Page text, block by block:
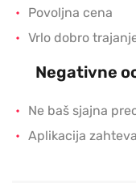
Povoljna cena
Vrlo dobro
Negativne
Ne baš sjajna
Aplikacija